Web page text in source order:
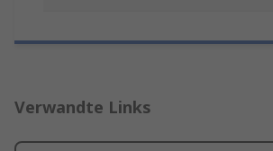
Verwandte Links